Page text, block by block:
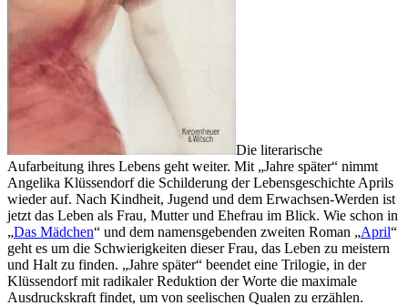
Die literarische
Aufarbeitung ihres Lebens geht weiter. Mit „Jahre später“ nimmt
Angelika Klüssendorf die Schilderung der Lebensgeschichte Aprils
wieder auf. Nach Kindheit, Jugend und dem Erwachsen-Werden ist
jetzt das Leben als Frau, Mutter und Ehefrau im Blick. Wie schon in
„Das Mädchen“ und dem namensgebenden zweiten Roman „April“
geht es um die Schwierigkeiten dieser Frau, das Leben zu meistern
und Halt zu finden. „Jahre später“ beendet eine Trilogie, in der
Klüssendorf mit radikaler Reduktion der Worte die maximale
Ausdruckskraft findet, um von seelischen Qualen zu erzählen.